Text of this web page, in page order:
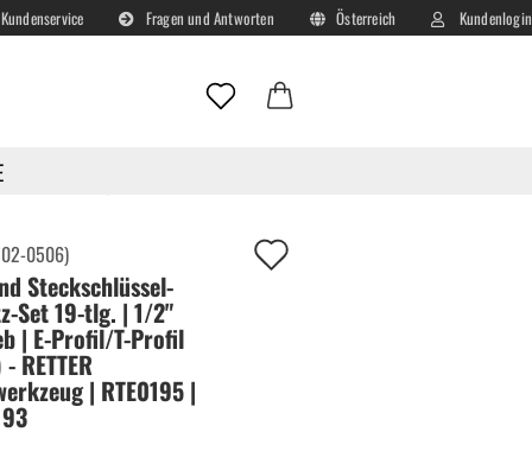
Kundenservice Fragen und Antworten Österreich Kundenlogin
Passwort vergessen?
Handwerkzeug | RTE0195 | RTE0193
02-0506)
Steckschlüssel-
Set 19-tlg. | 1/2"
| E-Profil/T-Profil
RETTER
| RTE0195 |